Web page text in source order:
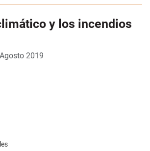
y los incendios
2019